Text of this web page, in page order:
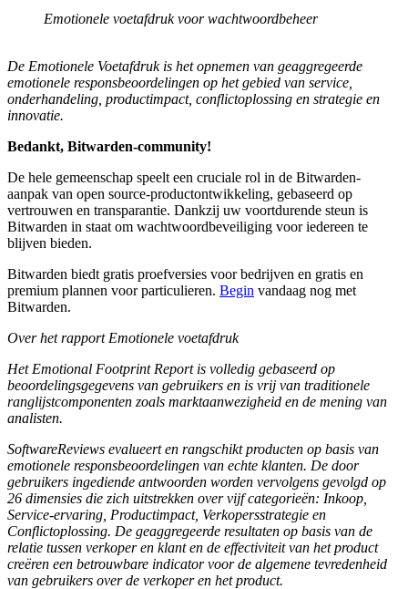
Emotionele voetafdruk voor wachtwoordbeheer
De Emotionele Voetafdruk is het opnemen van geaggregeerde
emotionele responsbeoordelingen op het gebied van service,
onderhandeling, productimpact, conflictoplossing en strategie en
innovatie.
Bedankt, Bitwarden-community!
De hele gemeenschap speelt een cruciale rol in de Bitwarden-
aanpak van open source-productontwikkeling, gebaseerd op
vertrouwen en transparantie. Dankzij uw voortdurende steun is
Bitwarden in staat om wachtwoordbeveiliging voor iedereen te
blijven bieden.
Bitwarden biedt gratis proefversies voor bedrijven en gratis en
premium plannen voor particulieren. Begin vandaag nog met
Bitwarden.
Over het rapport Emotionele voetafdruk
Het Emotional Footprint Report is volledig gebaseerd op
beoordelingsgegevens van gebruikers en is vrij van traditionele
ranglijstcomponenten zoals marktaanwezigheid en de mening van
analisten.
SoftwareReviews evalueert en rangschikt producten op basis van
emotionele responsbeoordelingen van echte klanten. De door
gebruikers ingediende antwoorden worden vervolgens gevolgd op
26 dimensies die zich uitstrekken over vijf categorieën: Inkoop,
Service-ervaring, Productimpact, Verkopersstrategie en
Conflictoplossing. De geaggregeerde resultaten op basis van de
relatie tussen verkoper en klant en de effectiviteit van het product
creëren een betrouwbare indicator voor de algemene tevredenheid
van gebruikers over de verkoper en het product.